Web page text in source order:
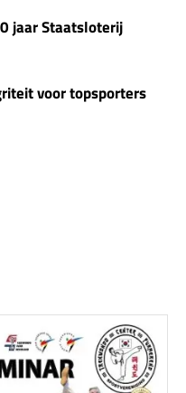
jaar Staatsloterij
voor topsporters